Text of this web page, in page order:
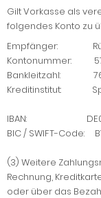
Gilt Vorkasse als
folgendes Konto zu
Empfänger:
Kontonummer:
Bankleitzahl:
Kreditinstitut:
IBAN: DE09
BIC / SWIFT-Code:
(3) Weitere
Rechnung,
oder über das